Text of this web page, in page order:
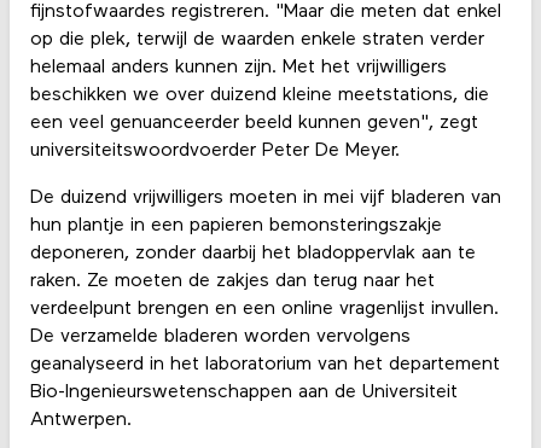
fijnstofwaardes registreren. "Maar die meten dat enkel
op die plek, terwijl de waarden enkele straten verder
helemaal anders kunnen zijn. Met het vrijwilligers
beschikken we over duizend kleine meetstations, die
een veel genuanceerder beeld kunnen geven", zegt
universiteitswoordvoerder Peter De Meyer.
De duizend vrijwilligers moeten in mei vijf bladeren van
hun plantje in een papieren bemonsteringszakje
deponeren, zonder daarbij het bladoppervlak aan te
raken. Ze moeten de zakjes dan terug naar het
verdeelpunt brengen en een online vragenlijst invullen.
De verzamelde bladeren worden vervolgens
geanalyseerd in het laboratorium van het departement
Bio-Ingenieurswetenschappen aan de Universiteit
Antwerpen.